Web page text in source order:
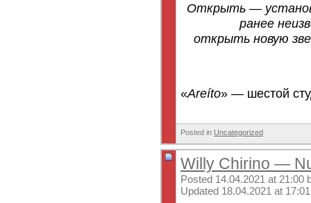
Открыть —
ранее
открыть новую
«Areíto» — шестой
Posted in Uncategorized
Willy Chirino —
Posted 14.04.2021 at 21:00
Updated 18.04.2021 at